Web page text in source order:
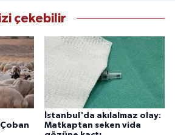
çekebilir
Çoban
İstanbul'da akılalmaz olay:
Matkaptan seken vida